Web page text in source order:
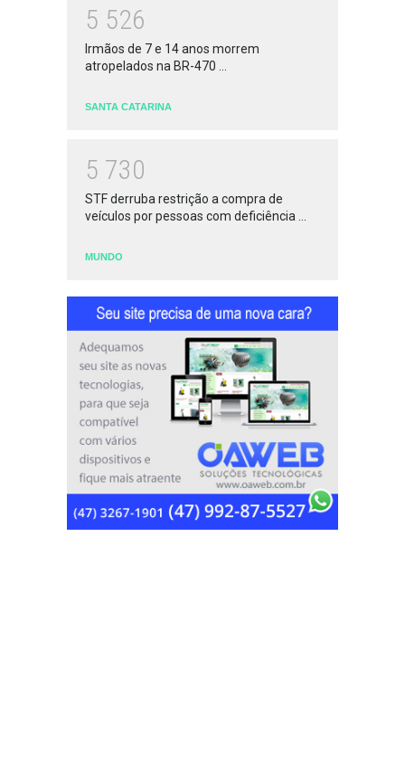
5 526
Irmãos de 7 e 14 anos morrem
atropelados na BR-470 ...
SANTA CATARINA
5 730
STF derruba restrição a compra de
veículos por pessoas com deficiência ...
MUNDO